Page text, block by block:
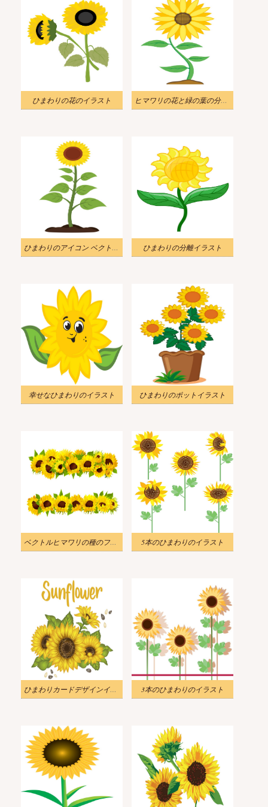
ひまわりの花のイラスト ヒマワリの花と緑の葉の分離イラスト
ひまわりのアイコン ベクトル イラスト ひまわりの分離イラスト
幸せなひまわりのイラスト ひまわりのポットイラスト
ベクトルヒマワリの種のフレームイラスト 5本のひまわりのイラスト
ひまわりカードデザインイラスト 3本のひまわりのイラスト